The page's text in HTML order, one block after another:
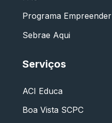
Programa Empreender
Sebrae Aqui
Serviços
ACI Educa
Boa Vista SCPC